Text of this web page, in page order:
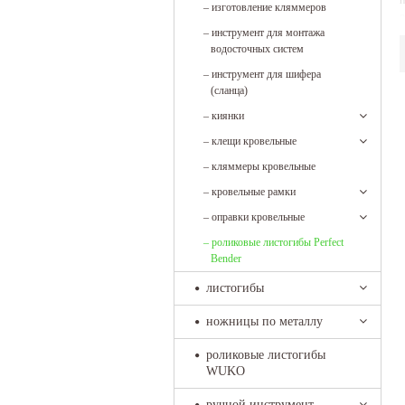
– изготовление кляммеров
– инструмент для монтажа
водосточных систем
– инструмент для шифера
(сланца)
– киянки
– клещи кровельные
– кляммеры кровельные
– кровельные рамки
– оправки кровельные
– роликовые листогибы Perfect
Bender
листогибы
ножницы по металлу
роликовые листогибы
WUKO